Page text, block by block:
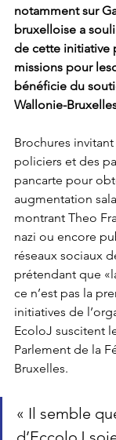
notamment sur
bruxelloise a
de cette initiative
missions pour
bénéficie du
Wallonie-
Brochures
policiers et des
pancarte pour
augmentation
montrant Theo
nazi ou encore
réseaux sociaux
prétendant que
ce n’est pas la
initiatives de
EcoloJ suscitent
Parlement de la
Bruxelles.
« Il semble